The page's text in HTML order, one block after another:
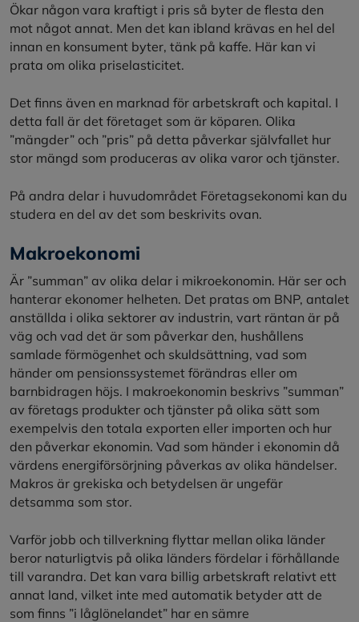
Ökar någon vara kraftigt i pris så byter de flesta den
mot något annat. Men det kan ibland krävas en hel del
innan en konsument byter, tänk på kaffe. Här kan vi
prata om olika priselasticitet.
Det finns även en marknad för arbetskraft och kapital. I
detta fall är det företaget som är köparen. Olika
”mängder” och ”pris” på detta påverkar självfallet hur
stor mängd som produceras av olika varor och tjänster.
På andra delar i huvudområdet Företagsekonomi kan du
studera en del av det som beskrivits ovan.
Makroekonomi
Är ”summan” av olika delar i mikroekonomin. Här ser och
hanterar ekonomer helheten. Det pratas om BNP, antalet
anställda i olika sektorer av industrin, vart räntan är på
väg och vad det är som påverkar den, hushållens
samlade förmögenhet och skuldsättning, vad som
händer om pensionssystemet förändras eller om
barnbidragen höjs. I makroekonomin beskrivs ”summan”
av företags produkter och tjänster på olika sätt som
exempelvis den totala exporten eller importen och hur
den påverkar ekonomin. Vad som händer i ekonomin då
värdens energiförsörjning påverkas av olika händelser.
Makros är grekiska och betydelsen är ungefär
detsamma som stor.
Varför jobb och tillverkning flyttar mellan olika länder
beror naturligtvis på olika länders fördelar i förhållande
till varandra. Det kan vara billig arbetskraft relativt ett
annat land, vilket inte med automatik betyder att de
som finns ”i låglönelandet” har en sämre